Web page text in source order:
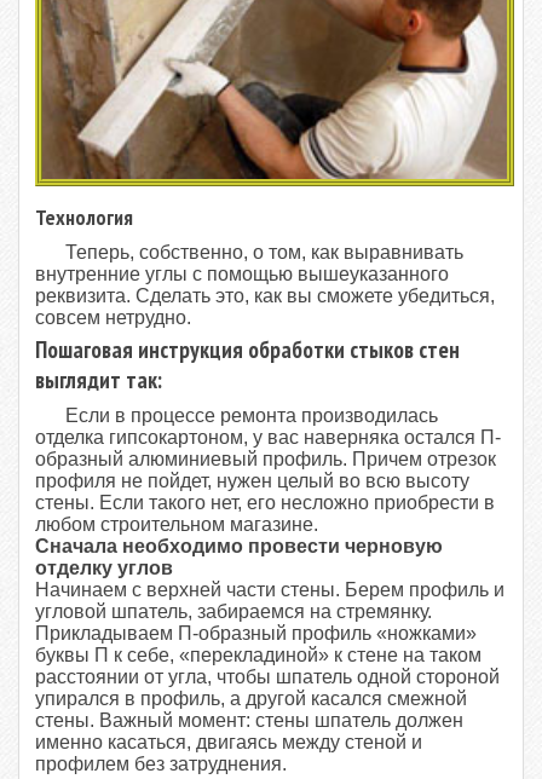
Технология
Теперь, собственно, о том, как выравнивать
внутренние углы с помощью вышеуказанного
реквизита. Сделать это, как вы сможете убедиться,
совсем нетрудно.
Пошаговая инструкция обработки стыков стен
выглядит так:
Если в процессе ремонта производилась
отделка гипсокартоном, у вас наверняка остался П-
образный алюминиевый профиль. Причем отрезок
профиля не пойдет, нужен целый во всю высоту
стены. Если такого нет, его несложно приобрести в
любом строительном магазине.
Сначала необходимо провести черновую
отделку углов
Начинаем с верхней части стены. Берем профиль и
угловой шпатель, забираемся на стремянку.
Прикладываем П-образный профиль «ножками»
буквы П к себе, «перекладиной» к стене на таком
расстоянии от угла, чтобы шпатель одной стороной
упирался в профиль, а другой касался смежной
стены. Важный момент: стены шпатель должен
именно касаться, двигаясь между стеной и
профилем без затруднения.